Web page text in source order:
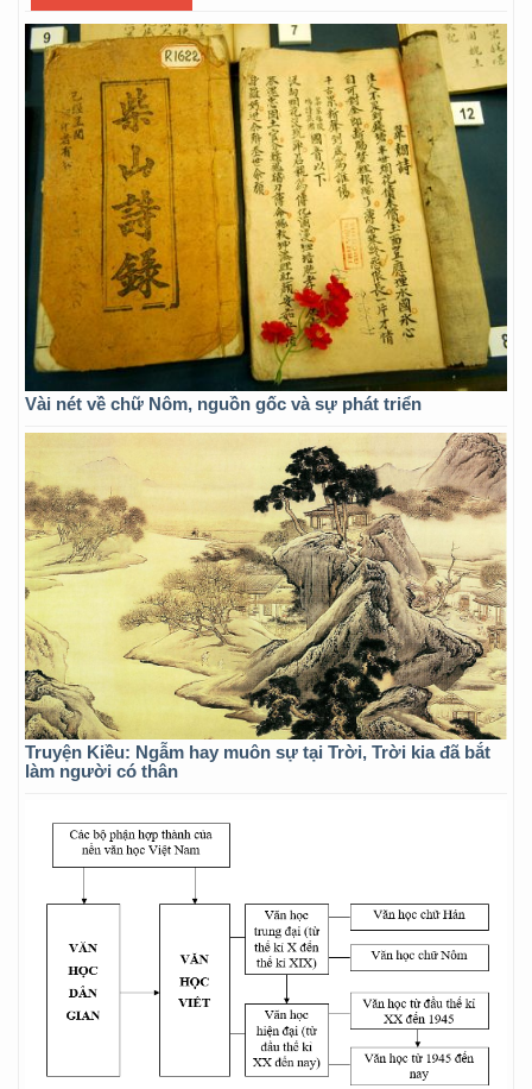
Vài nét về chữ Nôm, nguồn gốc và sự phát triển
Truyện Kiều: Ngẫm hay muôn sự tại Trời, Trời kia đã bắt
làm người có thân